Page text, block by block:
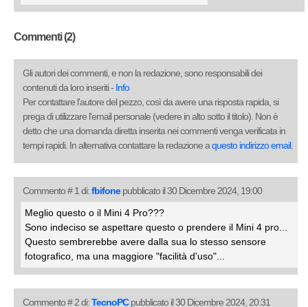
Commenti (2)
Gli autori dei commenti, e non la redazione, sono responsabili dei
contenuti da loro inseriti - Info
Per contattare l'autore del pezzo, così da avere una risposta rapida, si
prega di utilizzare l'email personale (vedere in alto sotto il titolo). Non è
detto che una domanda diretta inserita nei commenti venga verificata in
tempi rapidi. In alternativa contattare la redazione aquesto indirizzo email.
Commento # 1 di:fbifonepubblicato il 30 Dicembre 2024, 19:00
Meglio questo o il Mini 4 Pro???
Sono indeciso se aspettare questo o prendere il Mini 4 pro...
Questo sembrerebbe avere dalla sua lo stesso sensore
fotografico, ma una maggiore "facilità d'uso"...
Commento # 2 di:TecnoPCpubblicato il 30 Dicembre 2024, 20:31